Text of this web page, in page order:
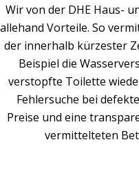
Wir von der DHE Haus-
allehand Vorteile. So
der innerhalb kürzester
Beispiel die
verstopfte Toilette
Fehlersuche bei
Preise und eine
vermittelteten